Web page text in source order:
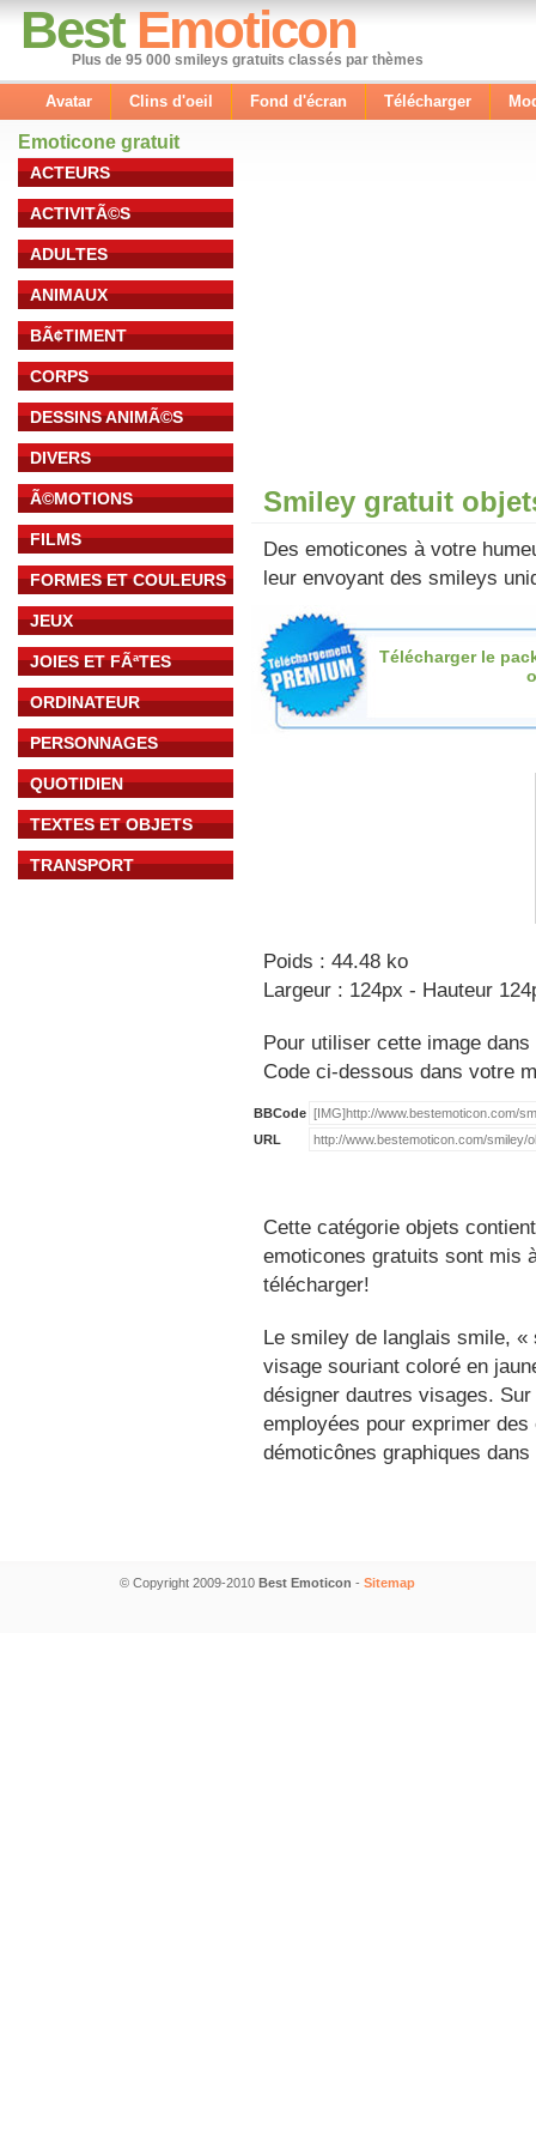
Best Emoticon
Plus de 95 000 smileys gratuits classés par thèmes
Avatar Clins d'oeil Fond d'écran Télécharger
Emoticone gratuit
ACTEURS
ACTIVITÃ©S
ADULTES
ANIMAUX
BÃ¢TIMENT
CORPS
DESSINS ANIMÃ©S
DIVERS
Ã©MOTIONS
FILMS
FORMES ET COULEURS
JEUX
JOIES ET FÃªTES
ORDINATEUR
PERSONNAGES
QUOTIDIEN
TEXTES ET OBJETS
TRANSPORT
Smiley gratuit
Des emoticones à votre
leur envoyant des smileys
Télécharger le
Poids : 44.48 ko
Largeur : 124px - Hauteur
Pour utiliser cette image
Code ci-dessous dans votre
BBCode
URL
Cette catégorie objets
emoticones gratuits sont mis
télécharger!
Le smiley de langlais smile,
visage souriant coloré en
désigner dautres visages.
employées pour exprimer
démoticônes graphiques
© Copyright 2009-2010 Best Emoticon - Sitemap